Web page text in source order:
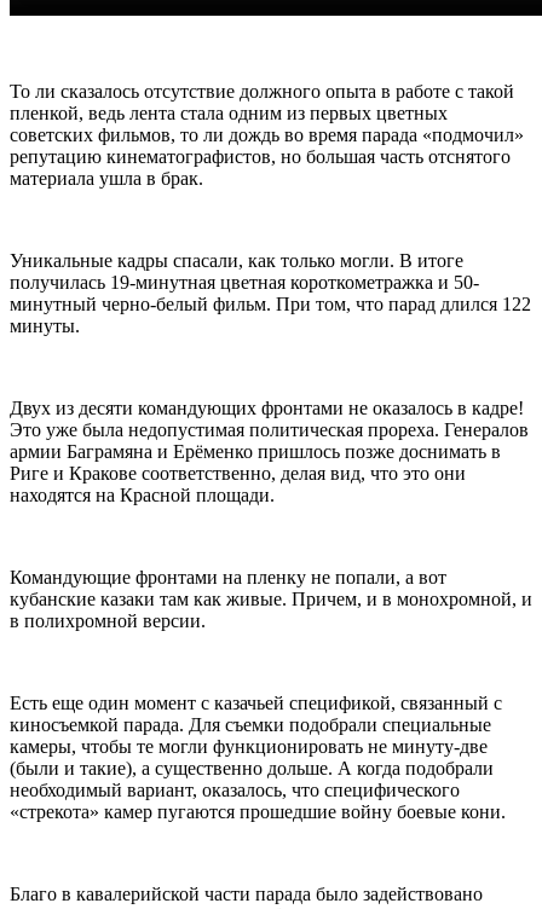
То ли сказалось отсутствие должного опыта в работе с такой
пленкой, ведь лента стала одним из первых цветных
советских фильмов, то ли дождь во время парада «подмочил»
репутацию кинематографистов, но большая часть отснятого
материала ушла в брак.
Уникальные кадры спасали, как только могли. В итоге
получилась 19-минутная цветная короткометражка и 50-
минутный черно-белый фильм. При том, что парад длился 122
минуты.
Двух из десяти командующих фронтами не оказалось в кадре!
Это уже была недопустимая политическая прореха. Генералов
армии Баграмяна и Ерёменко пришлось позже доснимать в
Риге и Кракове соответственно, делая вид, что это они
находятся на Красной площади.
Командующие фронтами на пленку не попали, а вот
кубанские казаки там как живые. Причем, и в монохромной, и
в полихромной версии.
Есть еще один момент с казачьей спецификой, связанный с
киносъемкой парада. Для съемки подобрали специальные
камеры, чтобы те могли функционировать не минуту-две
(были и такие), а существенно дольше. А когда подобрали
необходимый вариант, оказалось, что специфического
«стрекота» камер пугаются прошедшие войну боевые кони.
Благо в кавалерийской части парада было задействовано